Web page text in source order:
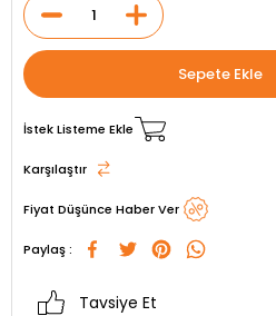
İstek Listeme Ekle
Karşılaştır
Fiyat Düşünce Haber Ver
Paylaş :
Tavsiye Et